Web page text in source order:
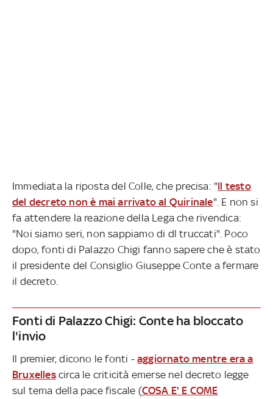
Immediata la riposta del Colle, che precisa: "Il testo
del decreto non è mai arrivato al Quirinale". E non si
fa attendere la reazione della Lega che rivendica:
"Noi siamo seri, non sappiamo di dl truccati". Poco
dopo, fonti di Palazzo Chigi fanno sapere che è stato
il presidente del Consiglio Giuseppe Conte a fermare
il decreto.
Fonti di Palazzo Chigi: Conte ha bloccato
l'invio
Il premier, dicono le fonti - aggiornato mentre era a
Bruxellescirca le criticità emerse nel decreto legge
sul tema della pace fiscale (COSA E' E COME